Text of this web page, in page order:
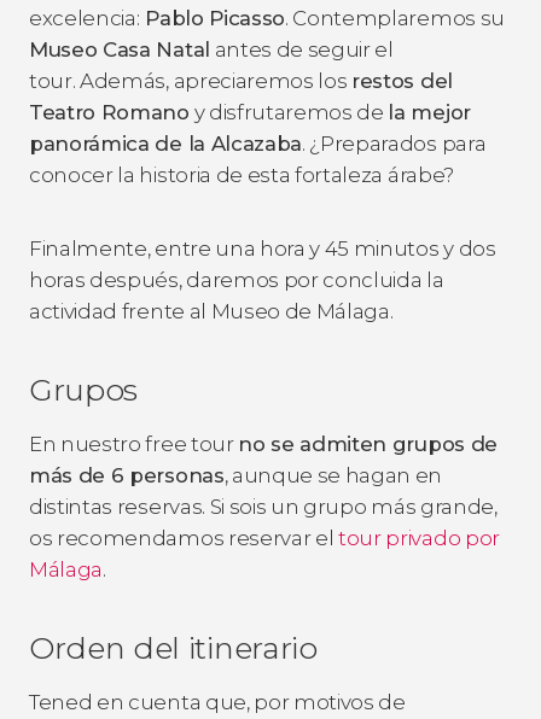
excelencia: Pablo Picasso. Contemplaremos su
Museo Casa Natal antes de seguir el
tour. Además, apreciaremos los restos del
Teatro Romano y disfrutaremos de la mejor
panorámica de la Alcazaba. ¿Preparados para
conocer la historia de esta fortaleza árabe?
Finalmente, entre una hora y 45 minutos y dos
horas después, daremos por concluida la
actividad frente al Museo de Málaga.
Grupos
En nuestro free tour no se admiten grupos de
más de 6 personas, aunque se hagan en
distintas reservas. Si sois un grupo más grande,
os recomendamos reservar eltour privado por
Málaga.
Orden del itinerario
Tened en cuenta que, por motivos de